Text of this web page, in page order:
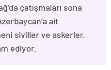
çatışmaları sona
ait
siviller ve askerler,
ediyor.